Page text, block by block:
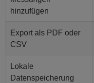
hinzufügen
Export als PDF oder
CSV
Lokale
Datenspeicherung